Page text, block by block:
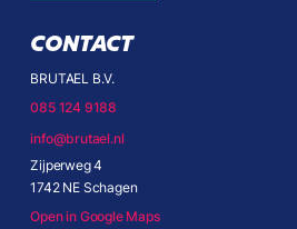
CONTACT
BRUTAEL B.V.
085 124 9188
info@brutael.nl
Zijperweg 4
1742 NE Schagen
Open in Google Maps